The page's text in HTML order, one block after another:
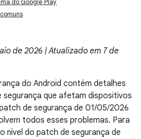
do Google Play
de 2026 | Atualizado em 7 de
do Android contém detalhes
segurança que afetam dispositivos
de segurança de 01/05/2026
todos esses problemas. Para
nível do patch de segurança de